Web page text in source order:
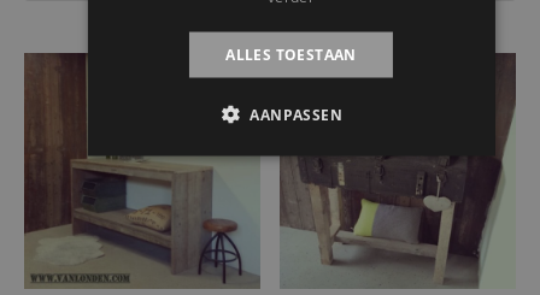
ALLES TOESTAAN
AANPASSEN